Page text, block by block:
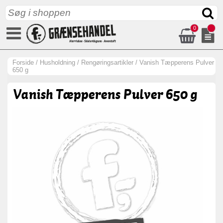
0
Forside / Husholdning / Rengøringsartikler / Vanish Tæpperens Pulver
650 g
Vanish Tæpperens Pulver 650 g